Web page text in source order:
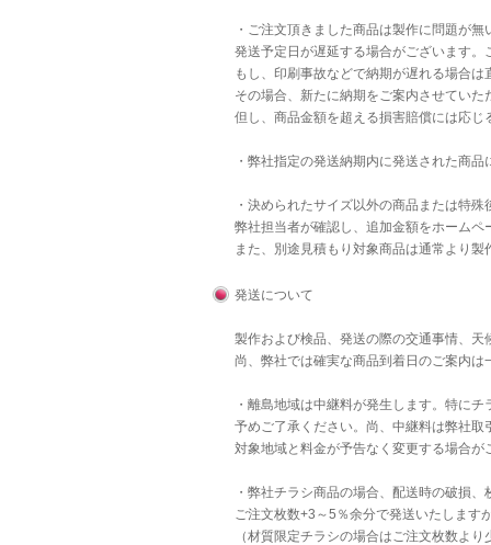
・ご注文頂きました商品は製作に問題が
発送予定日が遅延する場合がございます
もし、印刷事故などで納期が遅れる場合
その場合、新たに納期をご案内させてい
但し、商品金額を超える損害賠償には応
・弊社指定の発送納期内に発送された商
・決められたサイズ以外の商品または特
弊社担当者が確認し、追加金額をホーム
また、別途見積もり対象商品は通常より
発送について
製作および検品、発送の際の交通事情、
尚、弊社では確実な商品到着日のご案内
・離島地域は中継料が発生します。特に
予めご了承ください。尚、中継料は弊社
対象地域と料金が予告なく変更する場合が
・弊社チラシ商品の場合、配送時の破損
ご注文枚数+3～5％余分で発送いたします
（材質限定チラシの場合はご注文枚数よ